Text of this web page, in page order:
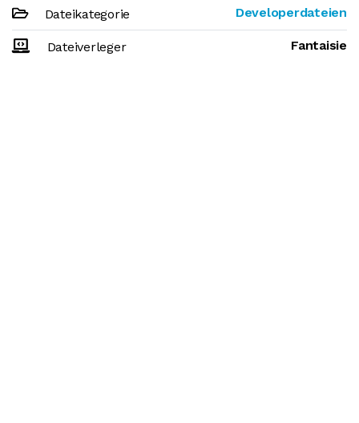
Dateikategorie Developerdateien
Dateiverleger Fantaisie